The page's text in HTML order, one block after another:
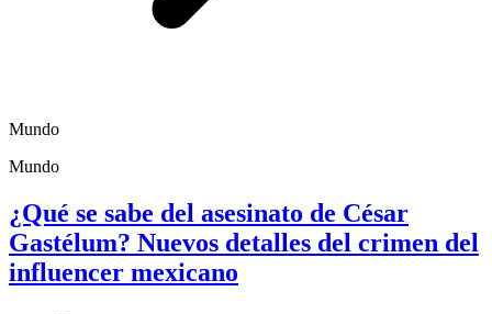
Mundo
Mundo
¿Qué se sabe del asesinato de César
Gastélum? Nuevos detalles del crimen del
influencer mexicano